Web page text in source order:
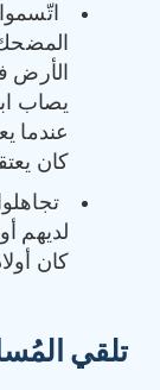
الأرض
يصاب
عندما
كان
لديهم
كان
تلقي